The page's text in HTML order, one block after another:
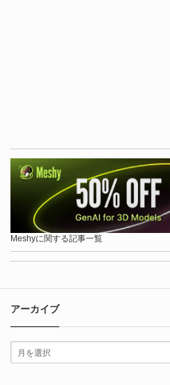
Meshyに関する記事一覧
アーカイブ